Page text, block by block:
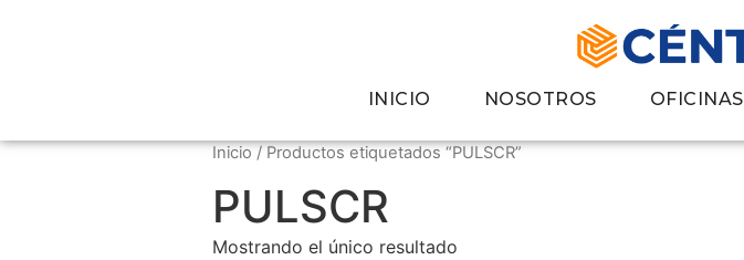
INICIO NOSOTROS OFICINAS
Inicio/ Productos etiquetados “PULSCR”
PULSCR
Mostrando el único resultado